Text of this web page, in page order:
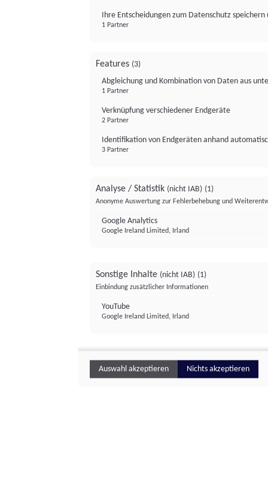
Ihre Entscheidungen zum Datenschutz
1 Partner
Features (3)
Abgleichung und Kombination von Daten aus
1 Partner
Verknüpfung verschiedener Endgeräte
2 Partner
Identifikation von Endgeräten anhand
3 Partner
Analyse / Statistik (nicht IAB) (1)
Anonyme Auswertung zur Fehlerbehebung und
Google Analytics
Google Ireland Limited, Irland
Sonstige Inhalte (nicht IAB) (1)
Einbindung zusätzlicher Informationen
YouTube
Google Ireland Limited, Irland
Auswahl akzeptieren Nichts akzeptieren